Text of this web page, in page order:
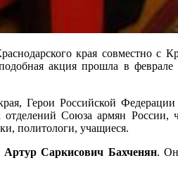
края совместно с
акция прошла в
Герои Российской
отделений Союза армян
политологи, учащиеся.
Артур Саркисович Бахченян. Он